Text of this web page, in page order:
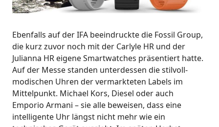
Ebenfalls auf der IFA beeindruckte die Fossil Group,
die kurz zuvor noch mit der Carlyle HR und der
Julianna HR eigene Smartwatches präsentiert hatte.
Auf der Messe standen unterdessen die stilvoll-
modischen Uhren der vermarkteten Labels im
Mittelpunkt. Michael Kors, Diesel oder auch
Emporio Armani – sie alle beweisen, dass eine
intelligente Uhr längst nicht mehr wie ein